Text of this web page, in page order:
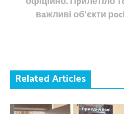
вaжливі об’єкти
Related Articles